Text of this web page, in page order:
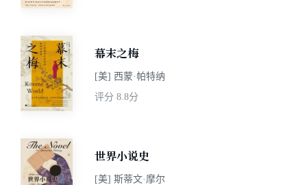
幕末之梅
[美] 西蒙·帕特纳
评分 8.8分
世界小说史
[美] 斯蒂文·摩尔